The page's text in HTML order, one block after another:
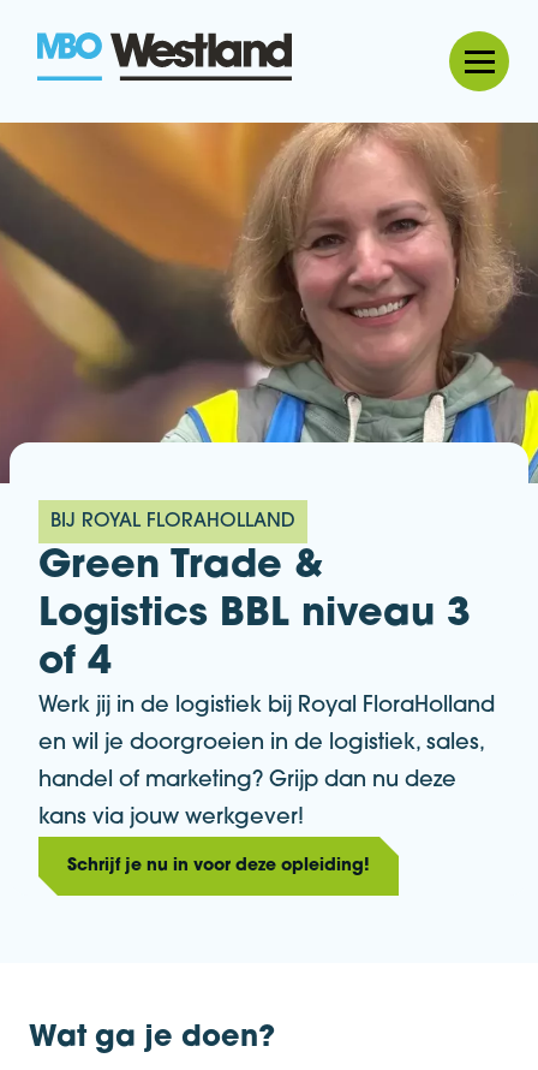
MBO Westland
BIJ ROYAL FLORAHOLLAND
Green Trade &
Logistics BBL niveau 3
of 4
Werk jij in de logistiek bij Royal FloraHolland
en wil je doorgroeien in de logistiek, sales,
handel of marketing? Grijp dan nu deze
kans via jouw werkgever!
Schrijf je nu in voor deze opleiding!
Wat ga je doen?